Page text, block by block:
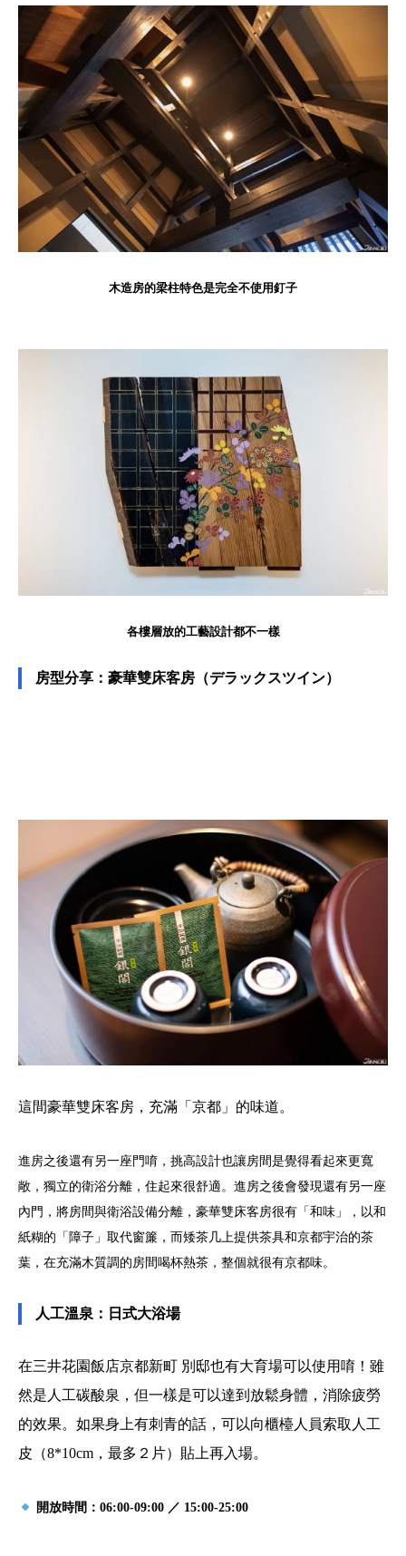
木造房的梁柱特色是完全不使用釘子
各樓層放的工藝設計都不一樣
房型分享：豪華雙床客房（デラックスツイン）
這間豪華雙床客房，充滿「京都」的味道。
進房之後還有另一座門唷，挑高設計也讓房間是覺得看起來更寬
敞，獨立的衛浴分離，住起來很舒適。進房之後會發現還有另一座
內門，將房間與衛浴設備分離，豪華雙床客房很有「和味」，以和
紙糊的「障子」取代窗簾，而矮茶几上提供茶具和京都宇治的茶
葉，在充滿木質調的房間喝杯熱茶，整個就很有京都味。
人工溫泉：日式大浴場
在三井花園飯店京都新町 別邸也有大育場可以使用唷！雖
然是人工碳酸泉，但一樣是可以達到放鬆身體，消除疲勞
的效果。如果身上有刺青的話，可以向櫃檯人員索取人工
皮（8*10cm，最多２片）貼上再入場。
開放時間：06:00-09:00 ／ 15:00-25:00